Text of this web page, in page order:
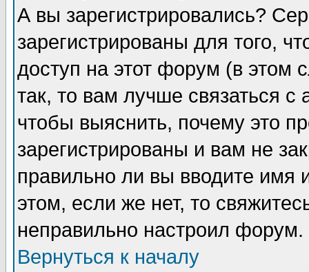
А вы зарегистрировались?
зарегистрированы для того,
доступ на этот форум (в этом
так, то вам лучше связаться
чтобы выяснить, почему это
зарегистрированы и вам не
правильно ли вы вводите
этом, если же нет, то
неправильно настроил форум.
Вернуться к началу